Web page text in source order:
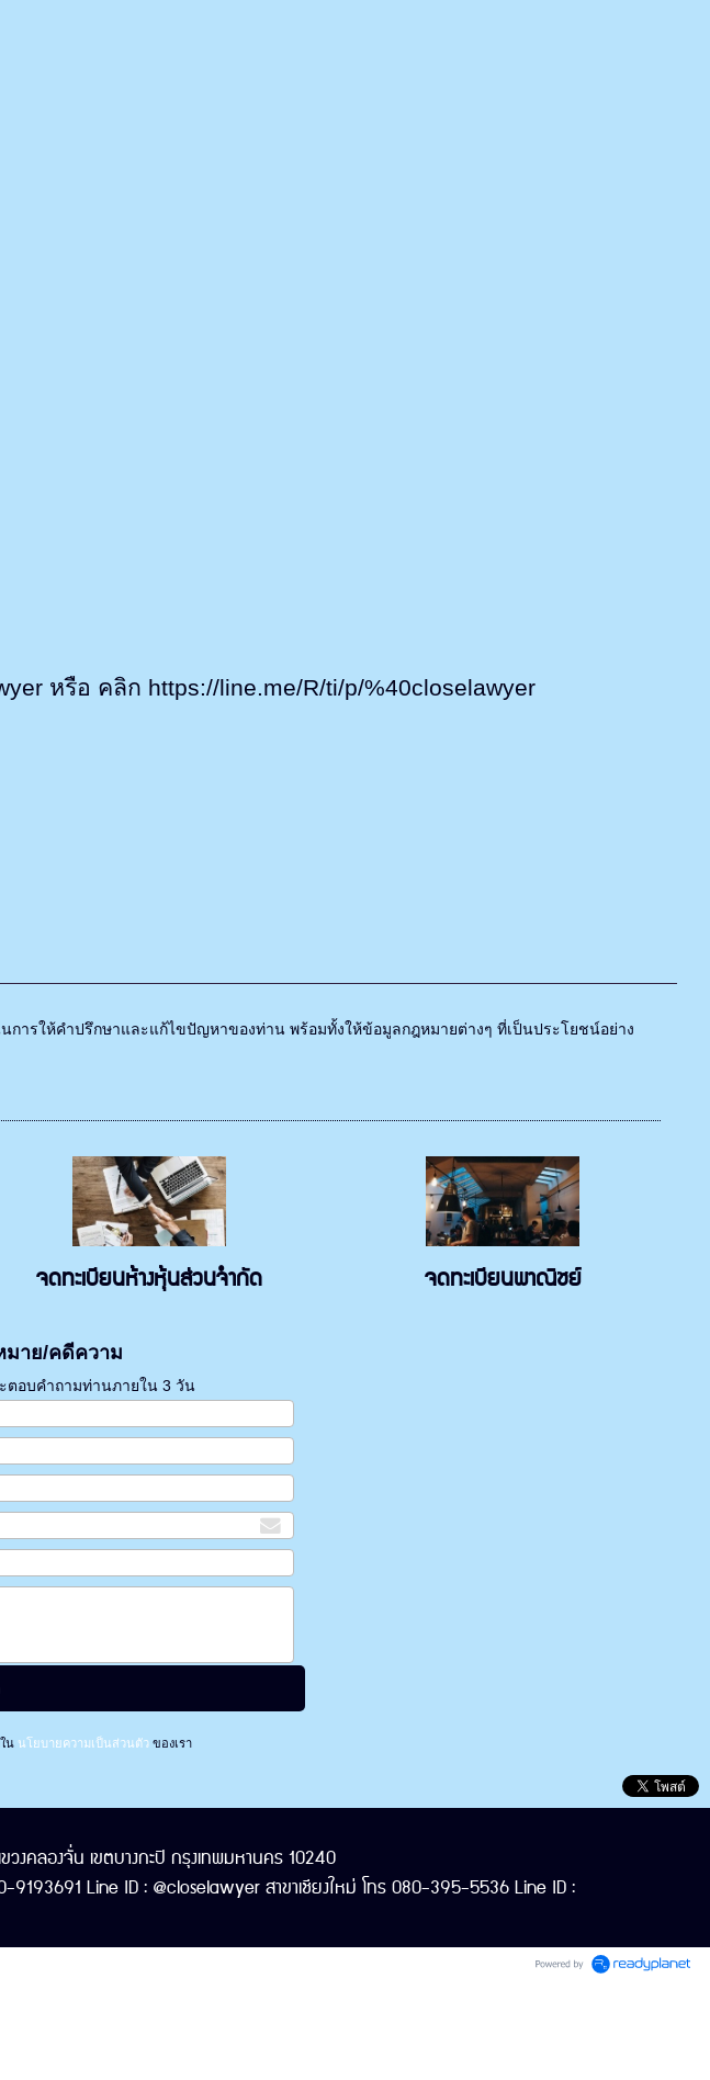
หรือ คลิก https://line.me/R/ti/p/%40closelawyer
การให้คำปรึกษาและแก้ไขปัญหาของท่าน พร้อมทั้งให้ข้อมูลกฎหมายต่างๆ ที่เป็นประโยชน์อย่าง
จดทะเบียนห้างหุ้นส่วนจำกัด จดทะเบียนพาณิชย์
าย/คดีความ
ตอบคำถามท่านภายใน 3 วัน
น นโยบายความเป็นส่วนตัวของเรา
คลองจั่น เขตบางกะปิ กรุงเทพมหานคร 10240
Line ID : @closelawyer สาขาเชียงใหม่ โทร 080-395-5536 Line ID :